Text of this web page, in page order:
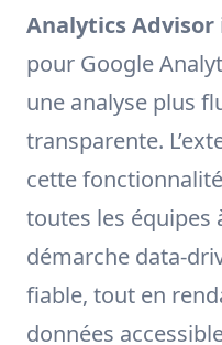
Analytics Advisor
pour Google
une analyse plus
transparente.
cette
toutes les équipes
démarche data-
fiable, tout en
données